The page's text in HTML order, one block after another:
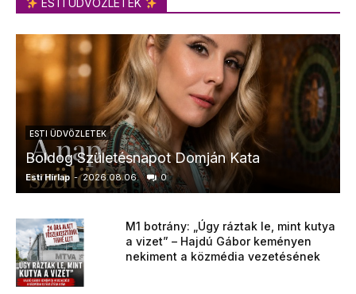
ESTI ÜDVÖZLETEK
ESTI ÜDVÖZLETEK
Boldog Születésnapot Domján Kata
Esti Hírlap - 2026.08.06. 0
M1 botrány: „Úgy ráztak le, mint kutya
a vizet” – Hajdú Gábor keményen
nekiment a közmédia vezetésének